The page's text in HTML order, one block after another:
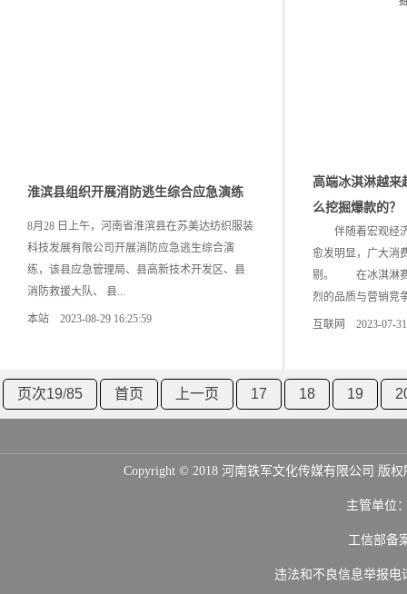
淮滨县组织开展消防逃生综合应急演练
8月28 日上午，河南省淮滨县在苏美达纺织服装
科技发展有限公司开展消防应急逃生综合演
练，该县应急管理局、县高新技术开发区、县
消防救援大队、 县...
本站 2023-08-29 16:25:59
高端冰淇淋越来
么挖掘爆款的？
伴随着宏观经济
愈发明显，广大消
剔。 在冰淇淋赛
烈的品质与营销竞
互联网 2023-07-31
页次19/85 首页 上一页 17 18 19
Copyright © 2018 河南铁军文化传媒有限公司 版
主管单位
工信部备
违法和不良信息举报